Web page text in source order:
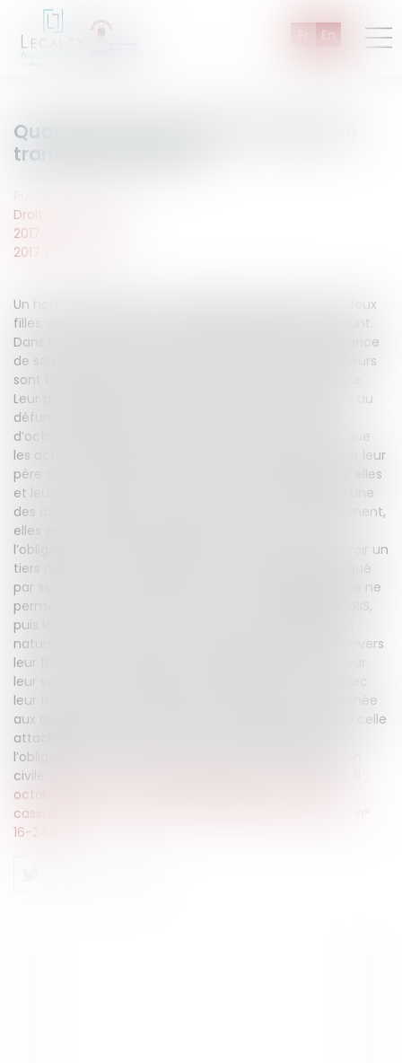
En
Quand le geste de bonne volonté se
transforme en droit…
Droit international
2017
2017
Un homme décède en mars 2002 au Canada. Il a eu deux
filles, et un fils, reconnu en septembre 1997 par le défunt.
Dans le testament, qu’il a laissé, daté d’avant la naissance
de son fils, ce dernier ne reçoit rien, seules les deux sœurs
sont bénéficiaires de biens en provenance de leur père.
Leur petit frère est exclu de la succession canadienne du
défunt. Cependant, dans un acte sous-seing privé
d’octobre 2002, les deux filles ont exprimé la volonté que
les actifs successoraux recueillis dans la succession de leur
père soient répartis par tiers, et en parts égales, entre elles
et leur frère. Par lettre d’octobre 2002 et mars 2009, l’une
des deux a réitéré cette intention. Ensuite, manifestement,
elles ont changé d’avis, puisque leur frère a été dans
l’obligation de saisir les juges pour demander à percevoir un
tiers des biens, conformément à ce qui avait été indiqué
par ses sœurs, alors même qu’aucune obligation légale ne
permettait une telle attribution. La Cour d'Appel de PARIS,
puis la Cour de Cassation, considèrent que l’obligation
naturelle liée à un devoir de justice, des deux sœurs envers
leur frère, s’était transformée en obligation civile, de par
leur volonté de partager la succession de leur père avec
leur frère. Voici un exemple, dans lequel la force attachée
aux obligations dites « naturelles » est plus grande que celle
attachée à la loi, de telle sorte que, finalement, c’est
l’obligation naturelle qui sera transformée en obligation
civile.
octobre 2017, pourvoi n° 16-24.533Source : Cour de
cassation, 1ere chambre civile, 11 octobre 2017, pourvoi n°
16-24.533